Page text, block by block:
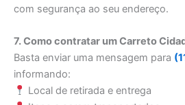
com segurança ao seu endereço.
7. Como contratar um Carreto
Basta enviar uma mensagem para
informando:
Local de retirada e entrega